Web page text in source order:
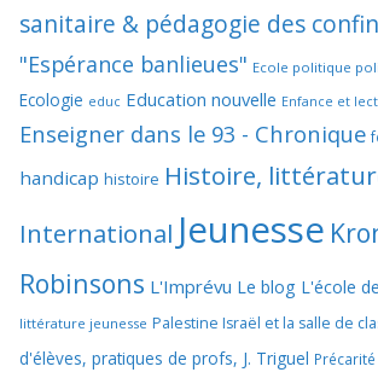
sanitaire & pédagogie des
"Espérance banlieues" Ecole politique
Ecologie educ Education nouvelle Enfance et
Enseigner dans le 93 - Chronique
handicap histoire Histoire,
International Jeunesse
Robinsons L'Imprévu Le blog L'école
littérature jeunesse Palestine Israël et la salle de
d'élèves, pratiques de profs, J. Triguel Précarité